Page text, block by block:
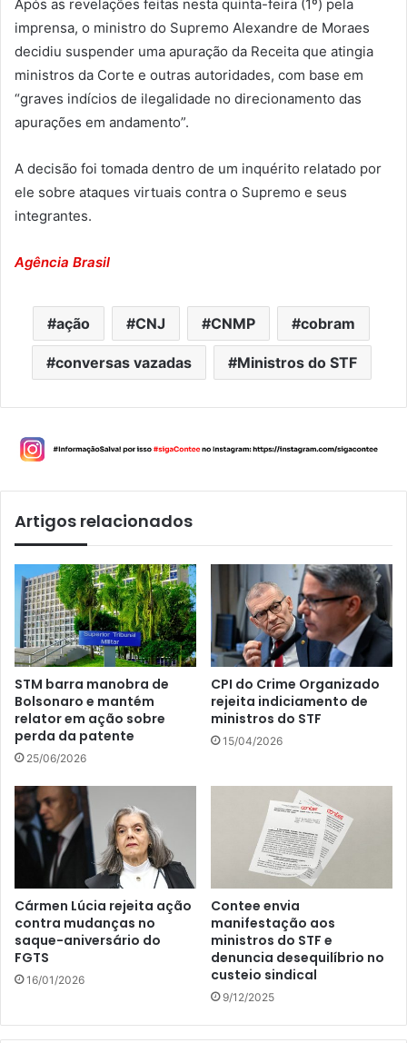
Após as revelações feitas nesta quinta-feira (1º) pela
imprensa, o ministro do Supremo Alexandre de Moraes
decidiu suspender uma apuração da Receita que atingia
ministros da Corte e outras autoridades, com base em
“graves indícios de ilegalidade no direcionamento das
apurações em andamento”.
A decisão foi tomada dentro de um inquérito relatado por
ele sobre ataques virtuais contra o Supremo e seus
integrantes.
Agência Brasil
ação CNJ CNMP cobram
conversas vazadas Ministros do STF
Artigos relacionados
STM barra manobra de
Bolsonaro e mantém
relator em ação sobre
perda da patente
25/06/2026
CPI do Crime Organizado
rejeita indiciamento de
ministros do STF
15/04/2026
Cármen Lúcia rejeita ação
contra mudanças no
saque-aniversário do
FGTS
16/01/2026
Contee envia
manifestação aos
ministros do STF e
denuncia desequilíbrio no
custeio sindical
9/12/2025